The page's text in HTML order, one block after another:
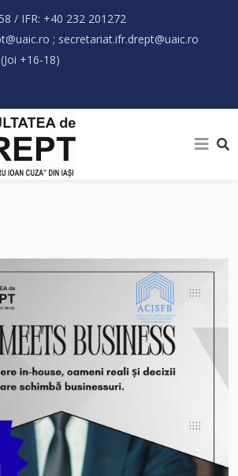
/ IFR: +40 232 201272
; secretariat.ifr.drept@uaic.ro
+16-18)